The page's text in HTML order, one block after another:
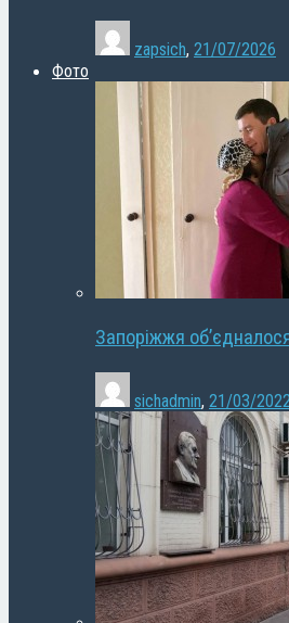
zapsich, 21/07/2026
Фото
Запоріжжя
sichadmin, 21/03/2022